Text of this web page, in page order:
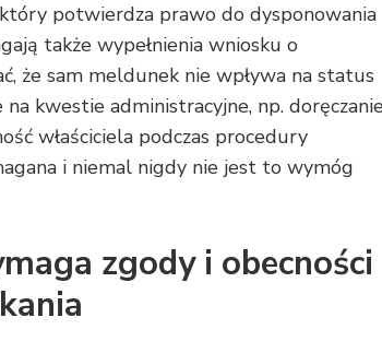
potwierdza prawo do dysponowania
także wypełnienia wniosku o
że sam meldunek nie wpływa na status
na kwestie administracyjne, np.
właściciela podczas procedury
i niemal nigdy nie jest to wymóg
zgody i obecności